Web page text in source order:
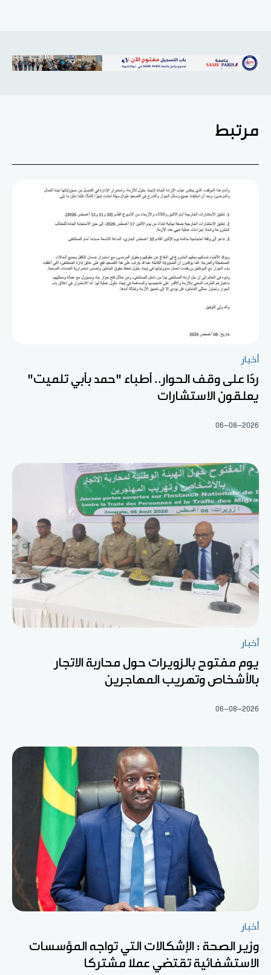
مرتبط
أخبار
ردّا على وقف الحوار.. أطباء "حمد بأبي تلميت"
يعلقون الاستشارات
06-08-2026
أخبار
يوم مفتوح بالزويرات حول محاربة الاتجار
بالأشخاص وتهريب المهاجرين
06-08-2026
أخبار
وزير الصحة : الإشكالات التي تواجه المؤسسات
الاستشفائية تقتضي عملا مشتركا